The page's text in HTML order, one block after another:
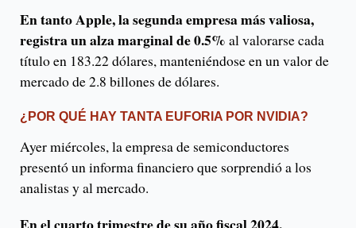
En tanto Apple, la segunda empresa más valiosa,
registra un alza marginal de 0.5% al valorarse cada
título en 183.22 dólares, manteniéndose en un valor de
mercado de 2.8 billones de dólares.
¿POR QUÉ HAY TANTA EUFORIA POR NVIDIA?
Ayer miércoles, la empresa de semiconductores
presentó un informa financiero que sorprendió a los
analistas y al mercado.